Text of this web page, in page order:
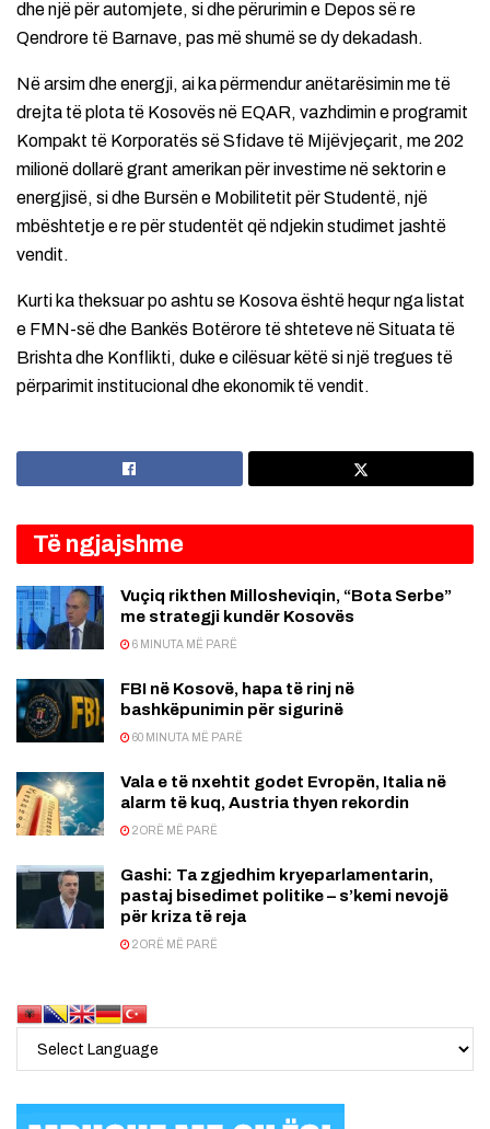
dhe një për automjete, si dhe përurimin e Depos së re
Qendrore të Barnave, pas më shumë se dy dekadash.
Në arsim dhe energji, ai ka përmendur anëtarësimin me të
drejta të plota të Kosovës në EQAR, vazhdimin e programit
Kompakt të Korporatës së Sfidave të Mijëvjeçarit, me 202
milionë dollarë grant amerikan për investime në sektorin e
energjisë, si dhe Bursën e Mobilitetit për Studentë, një
mbështetje e re për studentët që ndjekin studimet jashtë
vendit.
Kurti ka theksuar po ashtu se Kosova është hequr nga listat
e FMN-së dhe Bankës Botërore të shteteve në Situata të
Brishta dhe Konflikti, duke e cilësuar këtë si një tregues të
përparimit institucional dhe ekonomik të vendit.
Të ngjajshme
Vuçiq rikthen Millosheviqin, “Bota Serbe”
me strategji kundër Kosovës
6 MINUTA MË PARË
FBI në Kosovë, hapa të rinj në
bashkëpunimin për sigurinë
60 MINUTA MË PARË
Vala e të nxehtit godet Evropën, Italia në
alarm të kuq, Austria thyen rekordin
2 ORË MË PARË
Gashi: Ta zgjedhim kryeparlamentarin,
pastaj bisedimet politike – s’kemi nevojë
për kriza të reja
2 ORË MË PARË